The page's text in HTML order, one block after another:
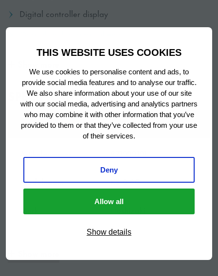
THIS WEBSITE USES COOKIES
We use cookies to personalise content and ads, to
provide social media features and to analyse our traffic.
We also share information about your use of our site
with our social media, advertising and analytics partners
who may combine it with other information that you’ve
provided to them or that they’ve collected from your use
of their services.
Deny
Allow all
Show details
Digital controller display
Buiten- en binnenkant van roestvrij staal
Verwijderbaar condensorfilter voor reiniging of
vervanging
Laden met uittrekstop
Afneembare ladendichtingsrubbers voor
gemakkelijke reiniging
Panvormige binnenbodem met afgeronde hoeken
om vloeistoffen op te vangen
SPECIFICATIONS
SPECIFICATION VALUE
Modelnaam KS 0-6G
3 jaar